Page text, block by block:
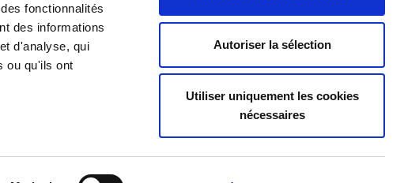
fonctionnalités
des informations
d'analyse, qui
ou qu'ils ont
Autoriser la sélection
Utiliser uniquement les cookies
nécessaires